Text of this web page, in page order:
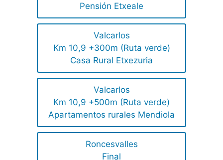
Pensión Etxeale
Valcarlos
Km 10,9 +300m (Ruta verde)
Casa Rural Etxezuria
Valcarlos
Km 10,9 +500m (Ruta verde)
Apartamentos rurales Mendiola
Roncesvalles
Final